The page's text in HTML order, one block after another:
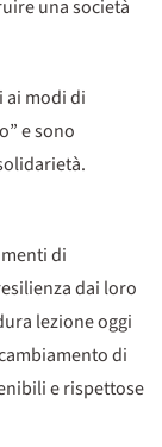
una società
ai modi di
e sono
di
dai loro
lezione oggi
di
e rispettose